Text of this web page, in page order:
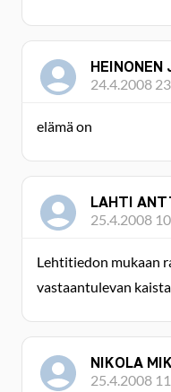
HEINONEN
24.4.2008
elämä on
LAHTI
25.4.2008
Lehtitiedon mukaan
vastaantulevan
NIKOLA
25.4.2008